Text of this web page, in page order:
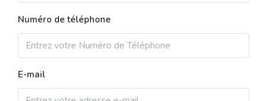
Numéro de téléphone
E-mail